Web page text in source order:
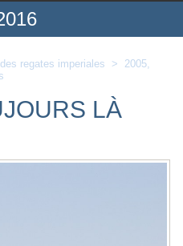
regates imperiales >
2005,
LÀ